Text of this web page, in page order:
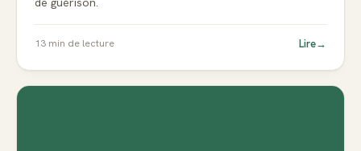
13 min de lecture Lire→